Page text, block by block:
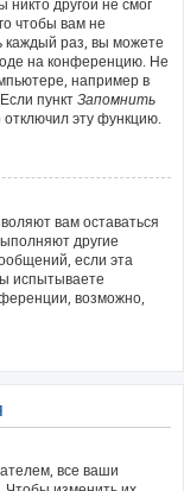
никто другой не смог
чтобы вам не
каждый раз, вы можете
на конференцию. Не
например в
пункт Запомнить
отключил эту функцию.
вам оставаться
другие
если эта
испытываете
возможно,
все ваши